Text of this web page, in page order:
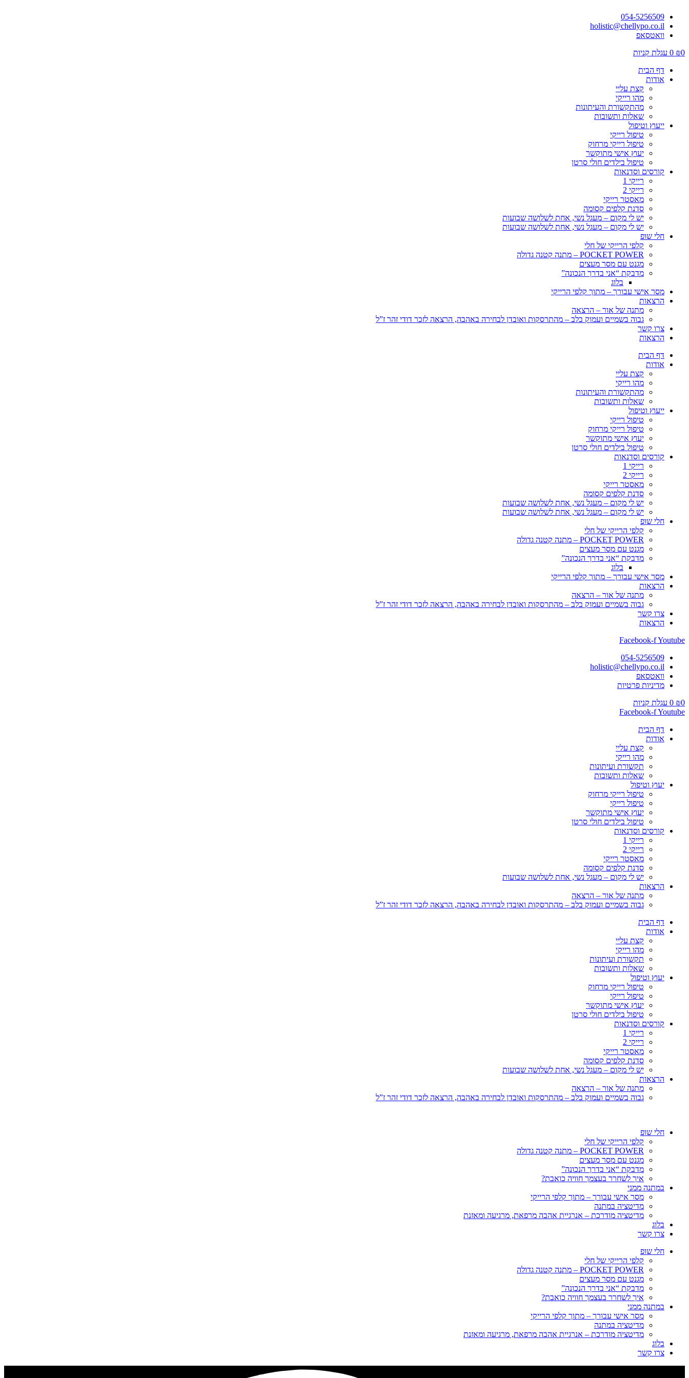
054-5256509
holistic@chellypo.co.il
וואטסאפ
₪0
0 עגלת קניות
דף הבית
אודות
קצת עליי
מהו רייקי
מהתקשורת והעיתונות
שאלות ותשובות
ייעוץ וטיפול
טיפול רייקי
טיפול רייקי מרחוק
יעוץ אישי מתוקשר
טיפול בילדים חולי סרטן
קורסים וסדנאות
רייקי 1
רייקי 2
מאסטר רייקי
סדנת קלפים קסומה
יש לי מקום – מעגל נשי, אחת לשלושה שבועות
יש לי מקום – מעגל נשי, אחת לשלושה שבועות
חלי שופ
קלפי הרייקי של חלי
POCKET POWER – מתנה קטנה גדולה
מגנט עם מסר מעצים
מדבקת “אני בדרך הנכונה”
בלוג
מסר אישי עבורך – מתוך קלפי הרייקי
הרצאות
מתנה של אור – הרצאה
גבוה בשמיים ועמוק בלב – מהתרסקות ואובדן לבחירה באהבה, הרצאה לזכר דודי זהר ז”ל
צרו קשר
הרצאות
דף הבית
אודות
קצת עליי
מהו רייקי
מהתקשורת והעיתונות
שאלות ותשובות
ייעוץ וטיפול
טיפול רייקי
טיפול רייקי מרחוק
יעוץ אישי מתוקשר
טיפול בילדים חולי סרטן
קורסים וסדנאות
רייקי 1
רייקי 2
מאסטר רייקי
סדנת קלפים קסומה
יש לי מקום – מעגל נשי, אחת לשלושה שבועות
יש לי מקום – מעגל נשי, אחת לשלושה שבועות
חלי שופ
קלפי הרייקי של חלי
POCKET POWER – מתנה קטנה גדולה
מגנט עם מסר מעצים
מדבקת “אני בדרך הנכונה”
בלוג
מסר אישי עבורך – מתוך קלפי הרייקי
הרצאות
מתנה של אור – הרצאה
גבוה בשמיים ועמוק בלב – מהתרסקות ואובדן לבחירה באהבה, הרצאה לזכר דודי זהר ז”ל
צרו קשר
הרצאות
Facebook-fYoutube
054-5256509
holistic@chellypo.co.il
וואטסאפ
מדיניות פרטיות
₪0
0 עגלת קניות
Facebook-fYoutube
דף הבית
אודות
קצת עליי
מהו רייקי
תקשורת ועיתונות
שאלות ותשובות
יעוץ וטיפול
טיפול רייקי מרחוק
טיפול רייקי
יעוץ אישי מתוקשר
טיפול בילדים חולי סרטן
קורסים וסדנאות
רייקי 1
רייקי 2
מאסטר רייקי
סדנת קלפים קסומה
יש לי מקום – מעגל נשי, אחת לשלושה שבועות
הרצאות
מתנה של אור – הרצאה
גבוה בשמיים ועמוק בלב – מהתרסקות ואובדן לבחירה באהבה, הרצאה לזכר דודי זהר ז”ל
דף הבית
אודות
קצת עליי
מהו רייקי
תקשורת ועיתונות
שאלות ותשובות
יעוץ וטיפול
טיפול רייקי מרחוק
טיפול רייקי
יעוץ אישי מתוקשר
טיפול בילדים חולי סרטן
קורסים וסדנאות
רייקי 1
רייקי 2
מאסטר רייקי
סדנת קלפים קסומה
יש לי מקום – מעגל נשי, אחת לשלושה שבועות
הרצאות
מתנה של אור – הרצאה
גבוה בשמיים ועמוק בלב – מהתרסקות ואובדן לבחירה באהבה, הרצאה לזכר דודי זהר ז”ל
חלי שופ
קלפי הרייקי של חלי
POCKET POWER – מתנה קטנה גדולה
מגנט עם מסר מעצים
מדבקת “אני בדרך הנכונה”
איך לשחרר בעצמך חוויה כואבת?
במתנה ממני
מסר אישי עבורך – מתוך קלפי הרייקי
מדיטציה במתנה
מדיטציה מודרכת – אנרגיית אהבה מרפאת, מרגיעה ומאזנת
בלוג
צרו קשר
חלי שופ
קלפי הרייקי של חלי
POCKET POWER – מתנה קטנה גדולה
מגנט עם מסר מעצים
מדבקת “אני בדרך הנכונה”
איך לשחרר בעצמך חוויה כואבת?
במתנה ממני
מסר אישי עבורך – מתוך קלפי הרייקי
מדיטציה במתנה
מדיטציה מודרכת – אנרגיית אהבה מרפאת, מרגיעה ומאזנת
בלוג
צרו קשר